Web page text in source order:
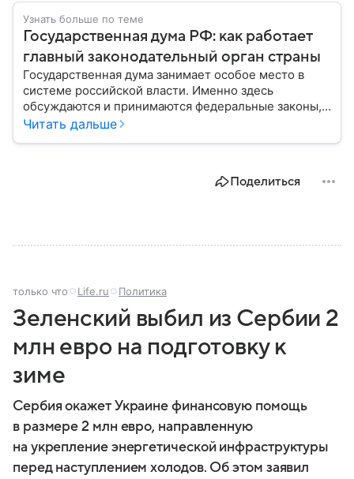
Узнать больше по теме
Государственная дума РФ: как работает
главный законодательный орган страны
Государственная дума занимает особое место в
системе российской власти. Именно здесь
обсуждаются и принимаются федеральные законы,
определяющие развитие государства, экономики и
Разбираемся, как устроена Госдума, какие
Читать дальше
Поделиться
только что Life.ru Политика
Зеленский выбил из Сербии 2
млн евро на подготовку к
зиме
Сербия окажет Украине финансовую помощь
в размере 2 млн евро, направленную
на укрепление энергетической инфраструктуры
перед наступлением холодов. Об этом заявил